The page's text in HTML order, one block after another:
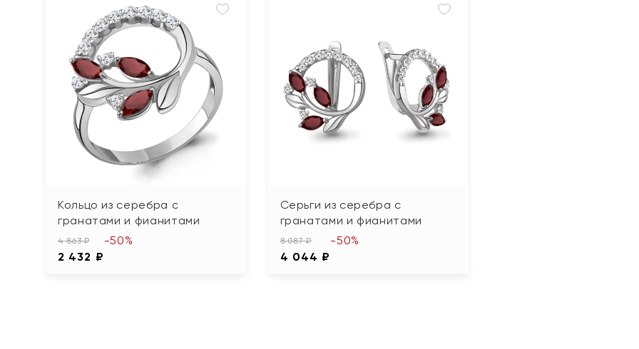
Кольцо из серебра с
гранатами и фианитами
4 863 ₽
2 432 ₽
-50%
Серьги из серебра с
гранатами и фианитами
8 087 ₽
4 044 ₽
-50%